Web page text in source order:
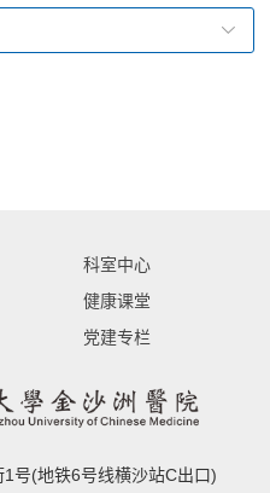
科室中心
健康课堂
党建专栏
号(地铁6号线横沙站C出口)